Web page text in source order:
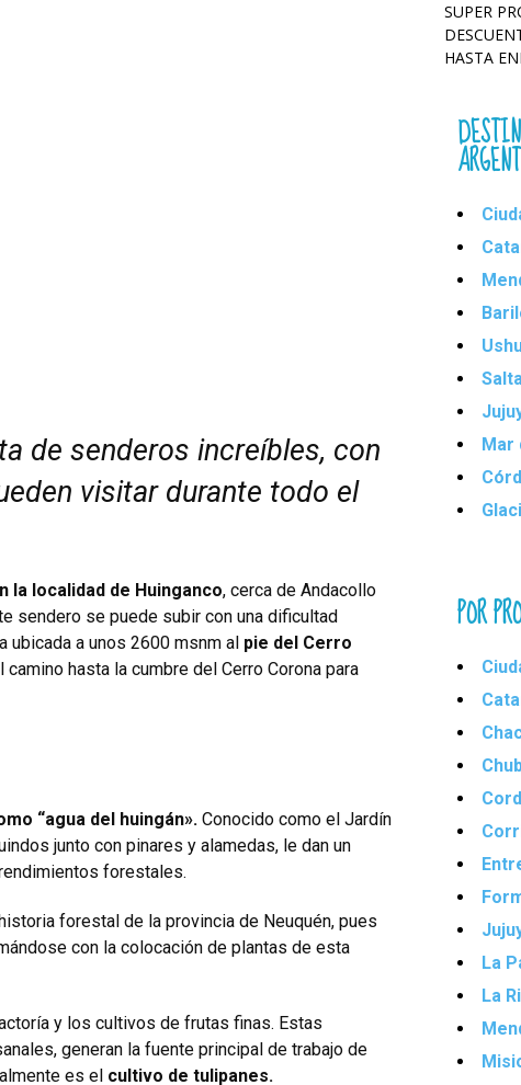
de senderos increíbles, con
visitar durante todo el
la localidad de Huinganco, cerca de Andacollo
sendero se puede subir con una dificultad
ubicada a unos 2600 msnm al pie del Cerro
hasta la cumbre del Cerro Corona para
“agua del huingán». Conocido como el Jardín
junto con pinares y alamedas, le dan un
forestales.
forestal de la provincia de Neuquén, pues
con la colocación de plantas de esta
y los cultivos de frutas finas. Estas
generan la fuente principal de trabajo de
es el cultivo de tulipanes.
SUPER
HASTA
Mar
POR
La
La